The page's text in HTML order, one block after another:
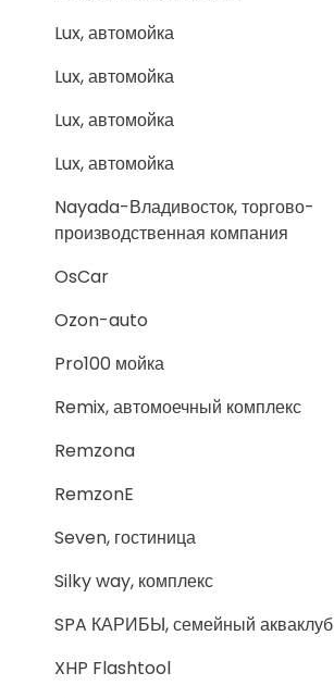
Lux, автомойка
Lux, автомойка
Lux, автомойка
Lux, автомойка
Nayada-Владивосток, торгово-
производственная компания
OsCar
Ozon-auto
Pro100 мойка
Remix, автомоечный комплекс
Remzona
RemzonE
Seven, гостиница
Silky way, комплекс
SPA КАРИБЫ, семейный акваклуб
XHP Flashtool